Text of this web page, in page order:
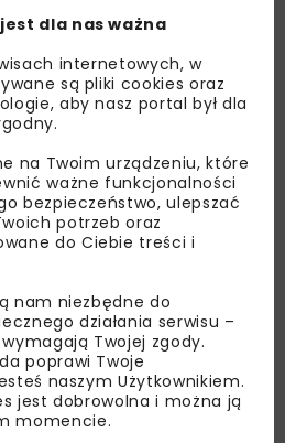
więcej?
aby otrzymywać od
branżowe,
atrakcyjne oferty i
dla nas ważna
internetowych, w
są pliki cookies oraz
aby nasz portal był dla
na Twoim urządzeniu, które
ważne funkcjonalności
bezpieczeństwo, ulepszać
potrzeb oraz
do Ciebie treści i
nam niezbędne do
działania serwisu –
Twojej zgody.
poprawi Twoje
naszym Użytkownikiem.
jest dobrowolna i można ją
momencie.